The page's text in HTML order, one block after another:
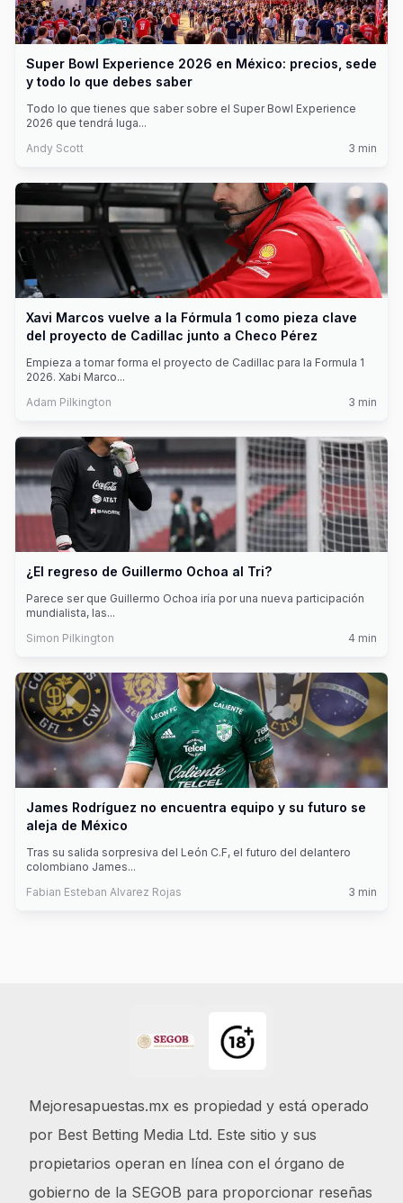
Super Bowl Experience 2026 en México: precios, sede
y todo lo que debes saber
Todo lo que tienes que saber sobre el Super Bowl Experience
2026 que tendrá luga...
Andy Scott
3 min
Xavi Marcos vuelve a la Fórmula 1 como pieza clave
del proyecto de Cadillac junto a Checo Pérez
Empieza a tomar forma el proyecto de Cadillac para la Formula 1
2026. Xabi Marco...
Adam Pilkington
3 min
¿El regreso de Guillermo Ochoa al Tri?
Parece ser que Guillermo Ochoa iría por una nueva participación
mundialista, las...
Simon Pilkington
4 min
James Rodríguez no encuentra equipo y su futuro se
aleja de México
Tras su salida sorpresiva del León C.F, el futuro del delantero
colombiano James...
Fabian Esteban Alvarez Rojas
3 min
Mejoresapuestas.mx es propiedad y está operado
por Best Betting Media Ltd. Este sitio y sus
propietarios operan en línea con el órgano de
gobierno de la SEGOB para proporcionar reseñas